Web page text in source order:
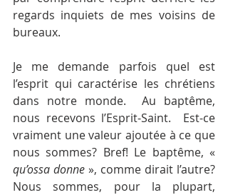
regards inquiets de mes voisins de
bureaux.
Je me demande parfois quel est
l’esprit qui caractérise les chrétiens
dans notre monde.  Au baptême,
nous recevons l’Esprit-Saint.  Est-ce
vraiment une valeur ajoutée à ce que
qu’ossa donne », comme dirait l’autre?
Nous sommes, pour la plupart,